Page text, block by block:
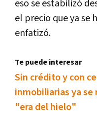
eso se estabilizó
el precio que ya se
enfatizó.
Te puede interesar
Sin crédito y con
inmobiliarias ya se
"era del hielo"